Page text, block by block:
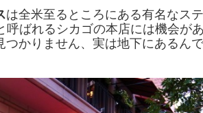
は全米至るところにある有名なス
呼ばれるシカゴの本店には機会が
かりません、実は地下にあるん